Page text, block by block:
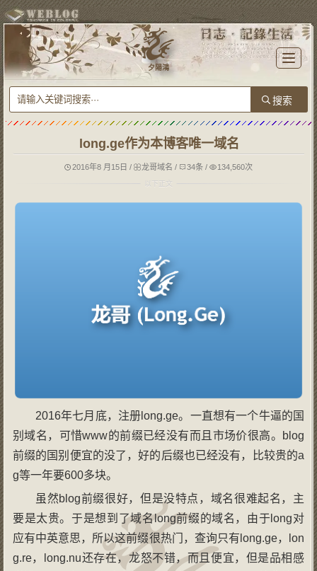
T
o
l
e
n
夕陽鴻
long.ge作为本博客唯一域名
2016年8 月15日 / 龙哥域名 / 34条/ 134,560次
2016年七月底，注册long.ge。一直想有一个牛逼的国
别域名，可惜www的前缀已经没有而且市场价很高。blog
前缀的国别便宜的没了，好的后缀也已经没有，比较贵的a
g等一年要600多块。
虽然blog前缀很好，但是没特点，域名很难起名，主
要是太贵。于是想到了域名long前缀的域名，由于long对
应有中英意思，所以这前缀很热门，查询只有long.ge，lon
g.re，long.nu还存在，龙怒不错，而且便宜，但是品相感